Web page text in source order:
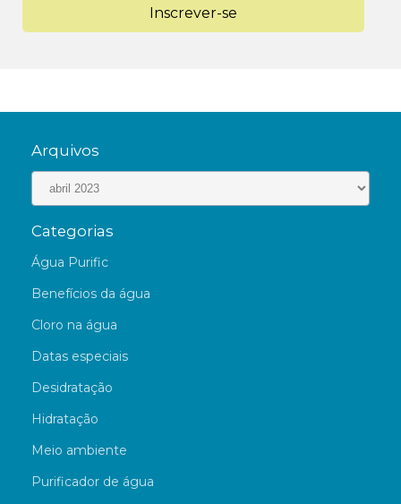
Inscrever-se
Arquivos
Categorias
Água Purific
Benefícios da água
Cloro na água
Datas especiais
Desidratação
Hidratação
Meio ambiente
Purificador de água